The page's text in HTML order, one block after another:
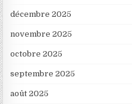
décembre 2025
novembre 2025
octobre 2025
septembre 2025
août 2025